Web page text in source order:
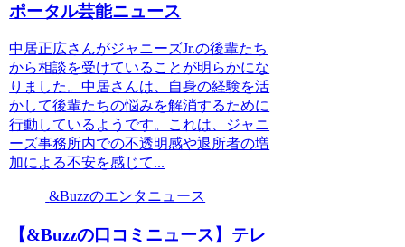
ポータル芸能ニュース
中居正広さんがジャニーズJr.の後輩たち
から相談を受けていることが明らかにな
りました。中居さんは、自身の経験を活
かして後輩たちの悩みを解消するために
行動しているようです。これは、ジャニ
ーズ事務所内での不透明感や退所者の増
加による不安を感じて...
&Buzzのエンタニュース
【&Buzzの口コミニュース】テレ